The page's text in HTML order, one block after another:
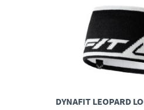
DYNAFIT LEOPARD